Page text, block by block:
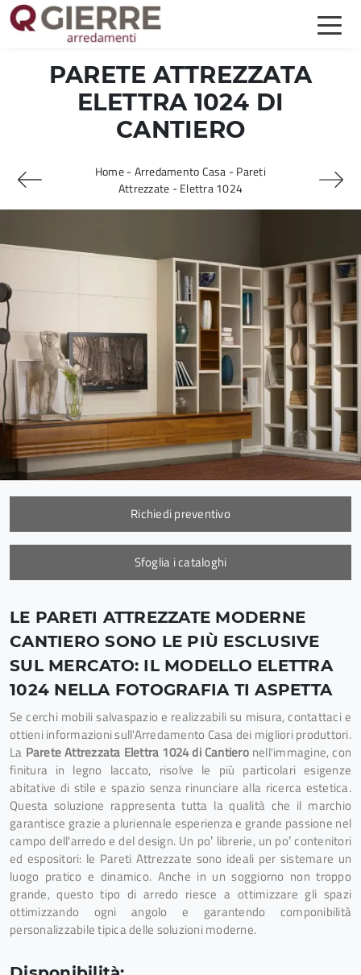
PARETE ATTREZZATA
ELETTRA 1024 DI
CANTIERO
Home-Arredamento Casa -Pareti
Attrezzate -Elettra 1024
Richiedi preventivo
Sfoglia i cataloghi
LE PARETI ATTREZZATE MODERNE
CANTIERO SONO LE PIÙ ESCLUSIVE
SUL MERCATO: IL MODELLO ELETTRA
1024 NELLA FOTOGRAFIA TI ASPETTA
Se cerchi mobili salvaspazio e realizzabili su misura, contattaci e
ottieni informazioni sull'Arredamento Casa dei migliori produttori.
La Parete Attrezzata Elettra 1024 di Cantieronell'immagine, con
finitura in legno laccato, risolve le più particolari esigenze
abitative di stile e spazio senza rinunciare alla ricerca estetica.
Questa soluzione rappresenta tutta la qualità che il marchio
garantisce grazie a pluriennale esperienza e grande passione nel
campo dell'arredo e del design. Un po’ librerie, un po’ contenitori
ed espositori: le Pareti Attrezzate sono ideali per sistemare un
luogo pratico e dinamico. Anche in un soggiorno non troppo
grande, questo tipo di arredo riesce a ottimizzare gli spazi
ottimizzando ogni angolo e garantendo componibilità
personalizzabile tipica delle soluzioni moderne.